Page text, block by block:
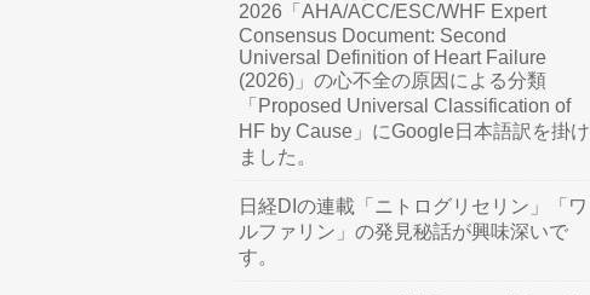
2026「AHA/ACC/ESC/WHF Expert
Consensus Document: Second
Universal Definition of Heart Failure
(2026)」の心不全の原因による分類
「Proposed Universal Classification of
HF by Cause」にGoogle日本語訳を掛け
ました。
日経DIの連載「ニトログリセリン」「ワ
ルファリン」の発見秘話が興味深いで
す。